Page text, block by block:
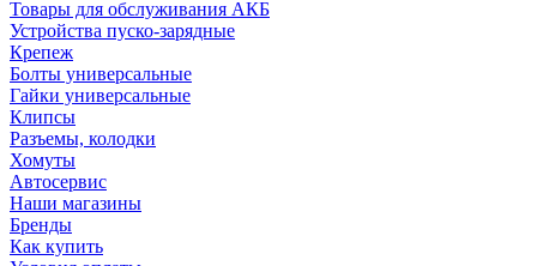
Товары для обслуживания АКБ
Устройства пуско-зарядные
Крепеж
Болты универсальные
Гайки универсальные
Клипсы
Разъемы, колодки
Хомуты
Автосервис
Наши магазины
Бренды
Как купить